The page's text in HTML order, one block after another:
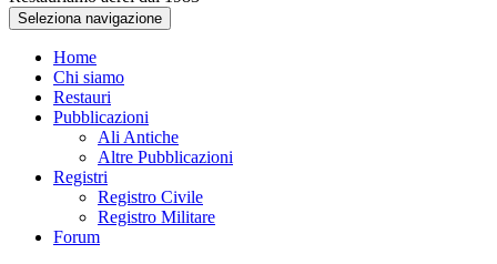
Seleziona navigazione
Home
Chi siamo
Restauri
Pubblicazioni
Ali Antiche
Altre Pubblicazioni
Registri
Registro Civile
Registro Militare
Forum